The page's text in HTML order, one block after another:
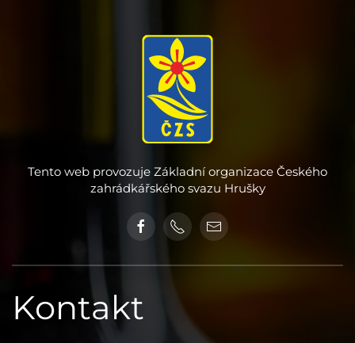
Tento web provozuje Základní organizace Českého
zahrádkářského svazu Hrušky
Kontakt